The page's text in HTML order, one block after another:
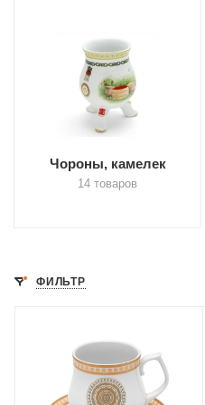
Чороны, камелек
14 товаров
ФИЛЬТР